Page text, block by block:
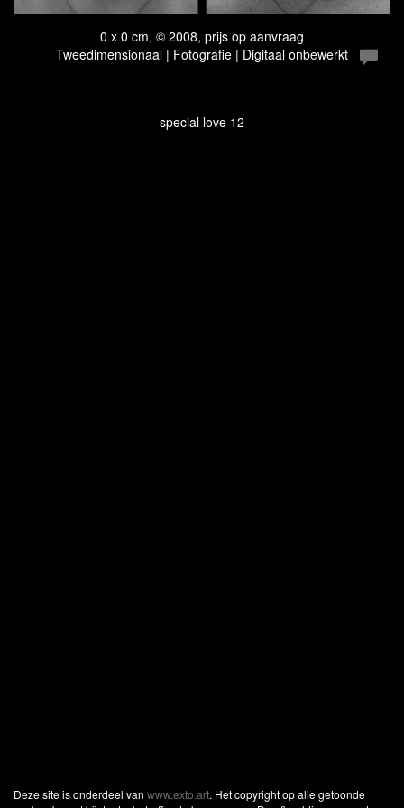
0 x 0 cm, © 2008, prijs op aanvraag
Tweedimensionaal | Fotografie | Digitaal onbewerkt
special love 12
Deze site is onderdeel van www.exto.art. Het copyright op alle getoonde